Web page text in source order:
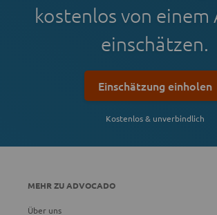
kostenlos von einem
einschätzen.
Einschätzung einholen
Kostenlos & unverbindlich
MEHR ZU ADVOCADO
Über uns